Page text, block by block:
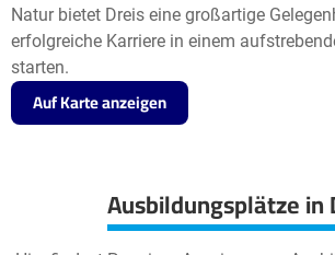
Natur bietet Dreis eine großartige
erfolgreiche Karriere in einem
starten.
Auf Karte anzeigen
Ausbildungsplätze in